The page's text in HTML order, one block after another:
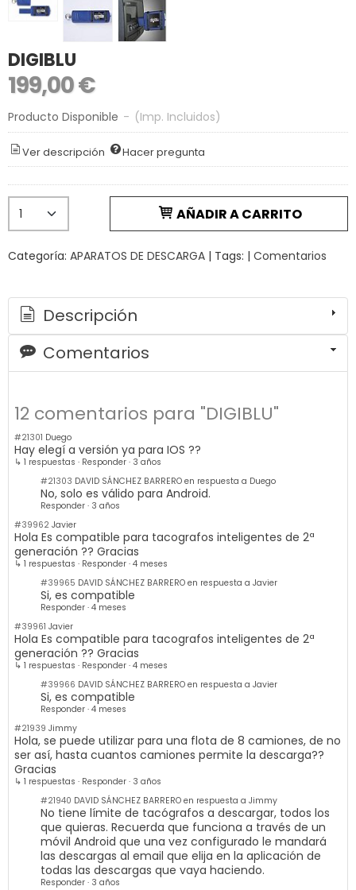
DIGIBLU
199,00 €
Producto Disponible - (Imp. Incluidos)
Ver descripción Hacer pregunta
AÑADIR A CARRITO
Categoría: APARATOS DE DESCARGA | Tags: | Comentarios
Descripción
Comentarios
12 comentarios para "DIGIBLU"
#21301 Duego
Hay elegí a versión ya para IOS ??
↳ 1 respuestas · Responder · 3 años
#21303
DAVID SÁNCHEZ BARRERO en respuesta a Duego
No, solo es válido para Android.
Responder · 3 años
#39962 Javier
Hola Es compatible para tacografos inteligentes de 2ª
generación ?? Gracias
↳ 1 respuestas · Responder · 4 meses
#39965
DAVID SÁNCHEZ BARRERO en respuesta a Javier
Si, es compatible
Responder · 4 meses
#39961 Javier
Hola Es compatible para tacografos inteligentes de 2ª
generación ?? Gracias
↳ 1 respuestas · Responder · 4 meses
#39966
DAVID SÁNCHEZ BARRERO en respuesta a Javier
Si, es compatible
Responder · 4 meses
#21939 Jimmy
Hola, se puede utilizar para una flota de 8 camiones, de no
ser así, hasta cuantos camiones permite la descarga??
Gracias
↳ 1 respuestas · Responder · 3 años
#21940
DAVID SÁNCHEZ BARRERO en respuesta a Jimmy
No tiene límite de tacógrafos a descargar, todos los
que quieras. Recuerda que funciona a través de un
móvil Android que una vez configurado le mandará
las descargas al email que elija en la aplicación de
todas las descargas que vaya haciendo.
Responder · 3 años